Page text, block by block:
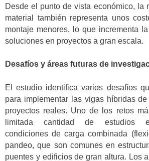
Desde el punto de vista económico, la
material también representa unos
montaje menores, lo que incrementa
soluciones en proyectos a gran escala.
Desafíos y áreas futuras de
El estudio identifica varios desafíos
para implementar las vigas híbridas
proyectos reales. Uno de los retos
limitada cantidad de estudios
condiciones de carga combinada
pandeo, que son comunes en
puentes y edificios de gran altura. Los